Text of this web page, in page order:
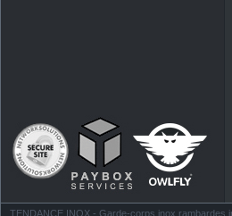
TENDANCE INOX - Garde-corps inox